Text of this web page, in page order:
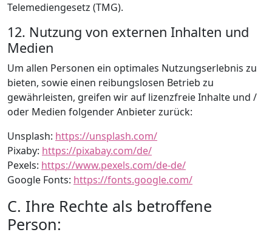
Telemediengesetz (TMG).
12. Nutzung von externen Inhalten und
Medien
Um allen Personen ein optimales Nutzungserlebnis zu
bieten, sowie einen reibungslosen Betrieb zu
gewährleisten, greifen wir auf lizenzfreie Inhalte und /
oder Medien folgender Anbieter zurück:
Unsplash: https://unsplash.com/
Pixaby: https://pixabay.com/de/
Pexels: https://www.pexels.com/de-de/
Google Fonts: https://fonts.google.com/
C. Ihre Rechte als betroffene
Person: